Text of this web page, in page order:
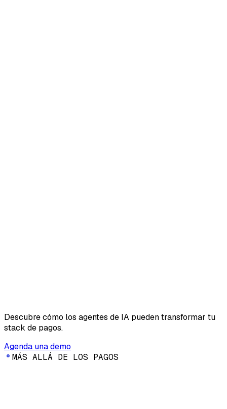
Descubre cómo los agentes de IA pueden transformar tu
stack de pagos.
Agenda una demo
MÁS ALLÁ DE LOS PAGOS